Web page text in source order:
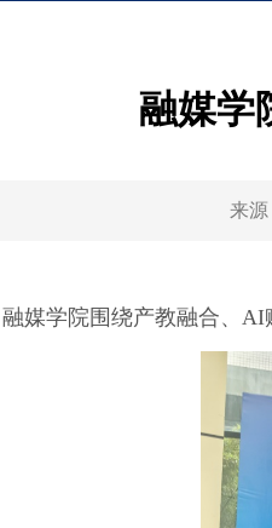
融媒学
来源
媒学院围绕产教融合、